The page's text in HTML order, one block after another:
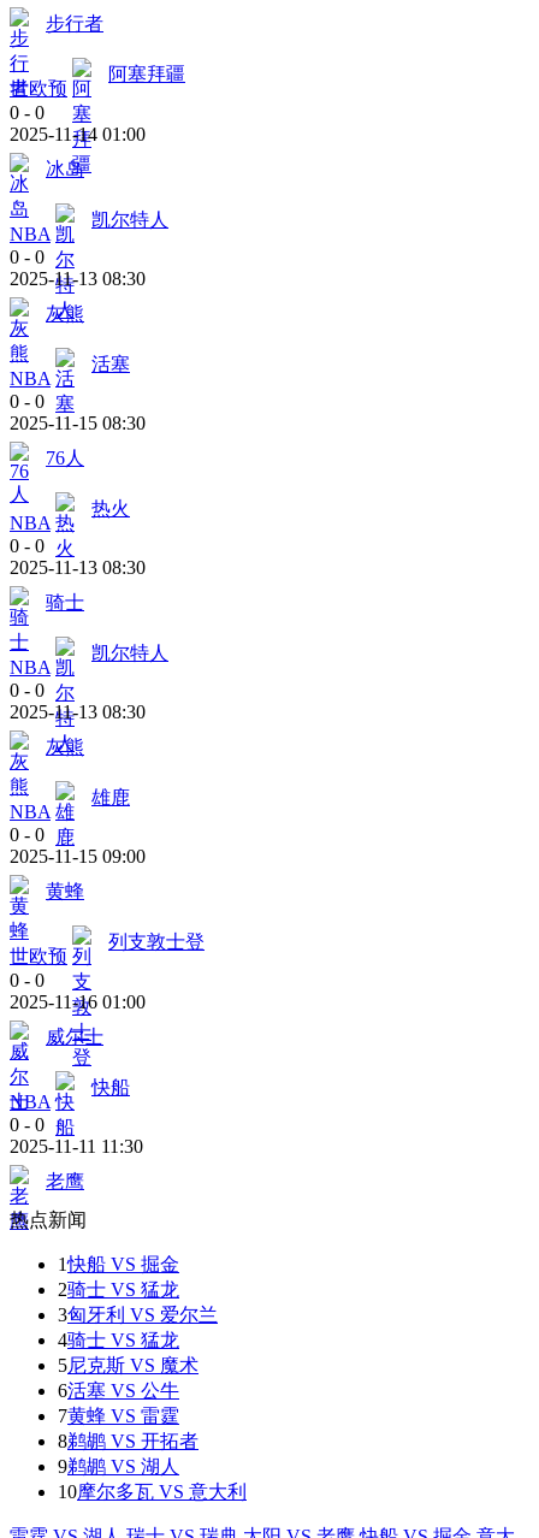
步行者
世欧预
阿塞拜疆
0 - 0
2025-11-14 01:00
冰岛
NBA
凯尔特人
0 - 0
2025-11-13 08:30
灰熊
NBA
活塞
0 - 0
2025-11-15 08:30
76人
NBA
热火
0 - 0
2025-11-13 08:30
骑士
NBA
凯尔特人
0 - 0
2025-11-13 08:30
灰熊
NBA
雄鹿
0 - 0
2025-11-15 09:00
黄蜂
世欧预
列支敦士登
0 - 0
2025-11-16 01:00
威尔士
NBA
快船
0 - 0
2025-11-11 11:30
老鹰
热点新闻
1快船 VS 掘金
2骑士 VS 猛龙
3匈牙利 VS 爱尔兰
4骑士 VS 猛龙
5尼克斯 VS 魔术
6活塞 VS 公牛
7黄蜂 VS 雷霆
8鹈鹕 VS 开拓者
9鹈鹕 VS 湖人
10摩尔多瓦 VS 意大利